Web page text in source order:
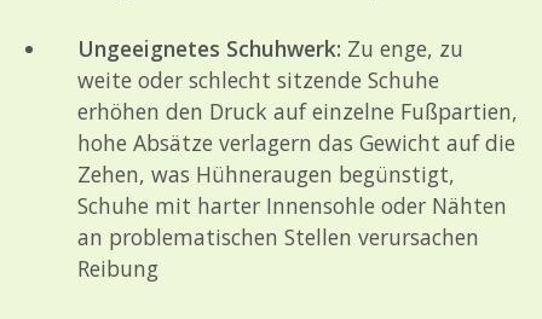
Ungeeignetes Schuhwerk: Zu enge, zu
weite oder schlecht sitzende Schuhe
erhöhen den Druck auf einzelne Fußpartien,
hohe Absätze verlagern das Gewicht auf die
Zehen, was Hühneraugen begünstigt,
Schuhe mit harter Innensohle oder Nähten
an problematischen Stellen verursachen
Reibung